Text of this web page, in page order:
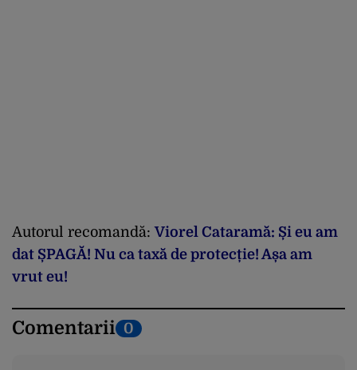
Autorul recomandă:Viorel Cataramă: Și eu am
dat ȘPAGĂ! Nu ca taxă de protecție! Așa am
vrut eu!
Comentarii 0